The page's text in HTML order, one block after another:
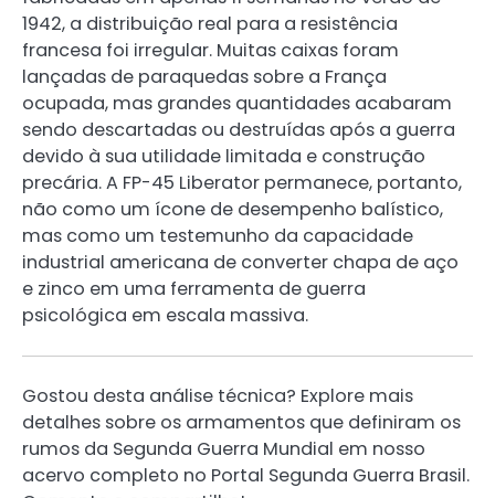
1942, a distribuição real para a resistência
francesa foi irregular. Muitas caixas foram
lançadas de paraquedas sobre a França
ocupada, mas grandes quantidades acabaram
sendo descartadas ou destruídas após a guerra
devido à sua utilidade limitada e construção
precária. A FP-45 Liberator permanece, portanto,
não como um ícone de desempenho balístico,
mas como um testemunho da capacidade
industrial americana de converter chapa de aço
e zinco em uma ferramenta de guerra
psicológica em escala massiva.
Gostou desta análise técnica? Explore mais
detalhes sobre os armamentos que definiram os
rumos da Segunda Guerra Mundial em nosso
acervo completo no Portal Segunda Guerra Brasil.